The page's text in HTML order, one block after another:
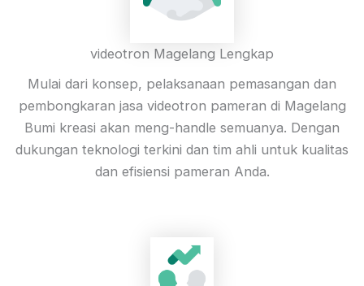
videotron Magelang Lengkap
Mulai dari konsep, pelaksanaan pemasangan dan
pembongkaran jasa videotron pameran di Magelang
Bumi kreasi akan meng-handle semuanya. Dengan
dukungan teknologi terkini dan tim ahli untuk kualitas
dan efisiensi pameran Anda.